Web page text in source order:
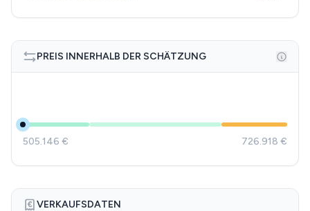
PREIS INNERHALB DER SCHÄTZUNG
505.146 € 726.918 €
VERKAUFSDATEN